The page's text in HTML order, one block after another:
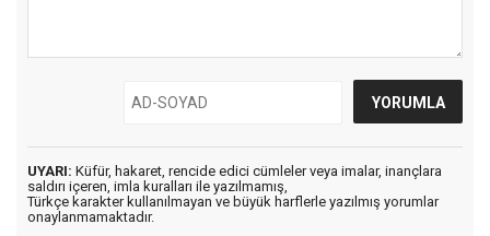
UYARI: Küfür, hakaret, rencide edici cümleler veya imalar, inançlara
saldırı içeren, imla kuralları ile yazılmamış,
Türkçe karakter kullanılmayan ve büyük harflerle yazılmış yorumlar
onaylanmamaktadır.